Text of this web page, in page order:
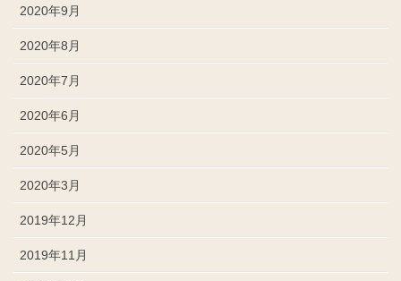
2020年9月
2020年8月
2020年7月
2020年6月
2020年5月
2020年3月
2019年12月
2019年11月